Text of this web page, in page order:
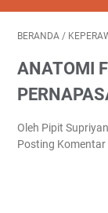
BERANDA /
ANATOMI
Oleh Pipit
Posting Komentar